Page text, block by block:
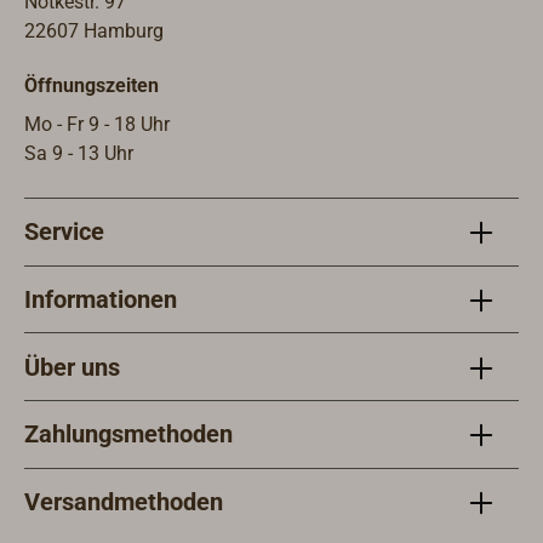
22607 Hamburg
Öffnungszeiten
Mo - Fr 9 - 18 Uhr
Sa 9 - 13 Uhr
Service
Informationen
Über uns
Zahlungsmethoden
Versandmethoden